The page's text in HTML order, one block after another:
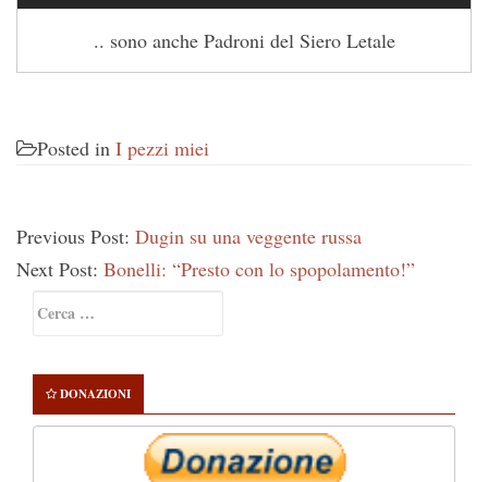
.. sono anche Padroni del Siero Letale
Posted in I pezzi miei
Previous Post: Dugin su una veggente russa
Next Post: Bonelli: “Presto con lo spopolamento!”
Sidebar
per:
DONAZIONI